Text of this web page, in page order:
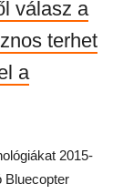
válasz a
terhet
a
2015-
Bluecopter